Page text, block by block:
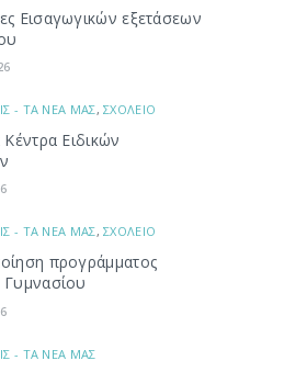
Εισαγωγικών εξετάσεων
- ΤΑ ΝΕΑ ΜΑΣ,ΣΧΟΛΕΙΟ
Κέντρα Ειδικών
- ΤΑ ΝΕΑ ΜΑΣ,ΣΧΟΛΕΙΟ
προγράμματος
- ΤΑ ΝΕΑ ΜΑΣ